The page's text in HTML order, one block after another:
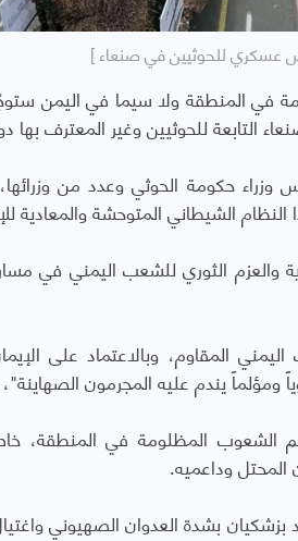
عسكري للحوثيين في صنعاء ]
في المنطقة ولا سيما في اليمن
التابعة للحوثيين وغير المعترف بها
حكومة الحوثي وعدد من
الشيطاني المتوحشة والمعادية
والعزم الثوري للشعب اليمني في
المقاوم، وبالاعتماد على
ومؤلماً يندم عليه المجرمون
الشعوب المظلومة في المنطقة،
وداعميه.
بشدة العدوان الصهيوني